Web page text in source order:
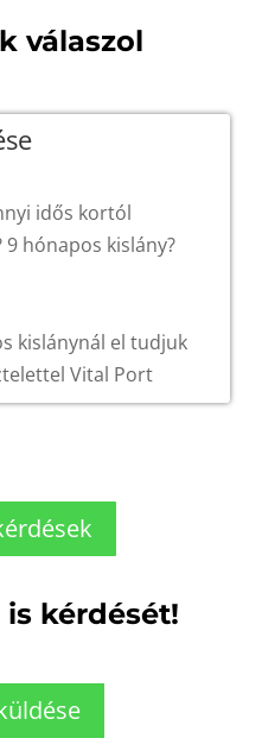
válaszol
idős kortól
hónapos kislány?
kislánynál el tudjuk
Vital Port
is kérdését!